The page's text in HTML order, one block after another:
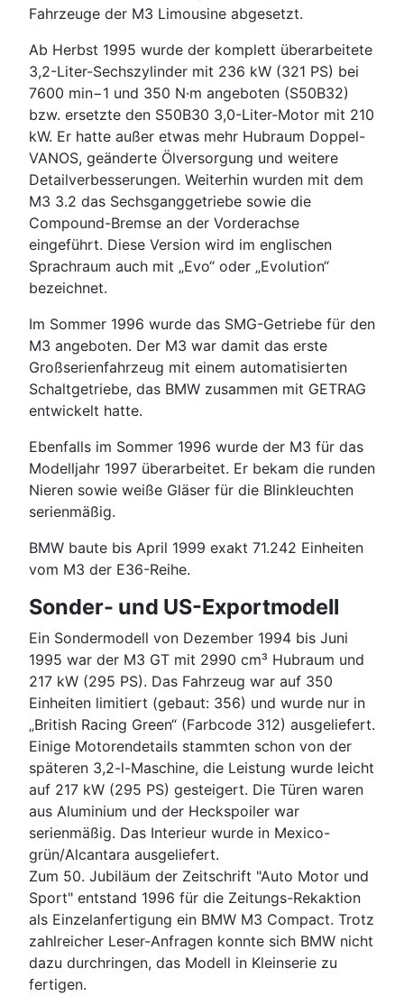
Fahrzeuge der M3 Limousine abgesetzt.
Ab Herbst 1995 wurde der komplett überarbeitete
3,2-Liter-Sechszylinder mit 236 kW (321 PS) bei
7600 min−1 und 350 N·m angeboten (S50B32)
bzw. ersetzte den S50B30 3,0-Liter-Motor mit 210
kW. Er hatte außer etwas mehr Hubraum Doppel-
VANOS, geänderte Ölversorgung und weitere
Detailverbesserungen. Weiterhin wurden mit dem
M3 3.2 das Sechsganggetriebe sowie die
Compound-Bremse an der Vorderachse
eingeführt. Diese Version wird im englischen
Sprachraum auch mit „Evo“ oder „Evolution“
bezeichnet.
Im Sommer 1996 wurde das SMG-Getriebe für den
M3 angeboten. Der M3 war damit das erste
Großserienfahrzeug mit einem automatisierten
Schaltgetriebe, das BMW zusammen mit GETRAG
entwickelt hatte.
Ebenfalls im Sommer 1996 wurde der M3 für das
Modelljahr 1997 überarbeitet. Er bekam die runden
Nieren sowie weiße Gläser für die Blinkleuchten
serienmäßig.
BMW baute bis April 1999 exakt 71.242 Einheiten
vom M3 der E36-Reihe.
Sonder- und US-Exportmodell
Ein Sondermodell von Dezember 1994 bis Juni
1995 war der M3 GT mit 2990 cm³ Hubraum und
217 kW (295 PS). Das Fahrzeug war auf 350
Einheiten limitiert (gebaut: 356) und wurde nur in
„British Racing Green“ (Farbcode 312) ausgeliefert.
Einige Motorendetails stammten schon von der
späteren 3,2-l-Maschine, die Leistung wurde leicht
auf 217 kW (295 PS) gesteigert. Die Türen waren
aus Aluminium und der Heckspoiler war
serienmäßig. Das Interieur wurde in Mexico-
grün/Alcantara ausgeliefert.
Zum 50. Jubiläum der Zeitschrift "Auto Motor und
Sport" entstand 1996 für die Zeitungs-Rekaktion
als Einzelanfertigung ein BMW M3 Compact. Trotz
zahlreicher Leser-Anfragen konnte sich BMW nicht
dazu durchringen, das Modell in Kleinserie zu
fertigen.